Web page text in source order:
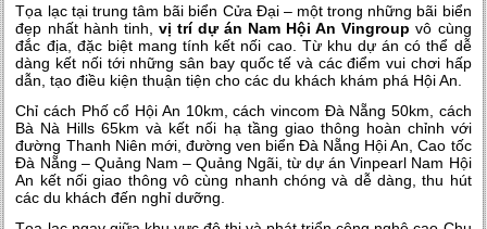
Tọa lạc tại trung tâm bãi biển Cửa Đại – một trong những bãi biển
đẹp nhất hành tinh, vị trí dự án Nam Hội An Vingroup vô cùng
đắc địa, đặc biệt mang tính kết nối cao. Từ khu dự án có thể dễ
dàng kết nối tới những sân bay quốc tế và các điểm vui chơi hấp
dẫn, tạo điều kiện thuận tiện cho các du khách khám phá Hội An.
Chỉ cách Phố cổ Hội An 10km, cách vincom Đà Nẵng 50km, cách
Bà Nà Hills 65km và kết nối hạ tầng giao thông hoàn chỉnh với
đường Thanh Niên mới, đường ven biển Đà Nẵng Hội An, Cao tốc
Đà Nẵng – Quảng Nam – Quảng Ngãi, từ dự án Vinpearl Nam Hội
An kết nối giao thông vô cùng nhanh chóng và dễ dàng, thu hút
các du khách đến nghỉ dưỡng.